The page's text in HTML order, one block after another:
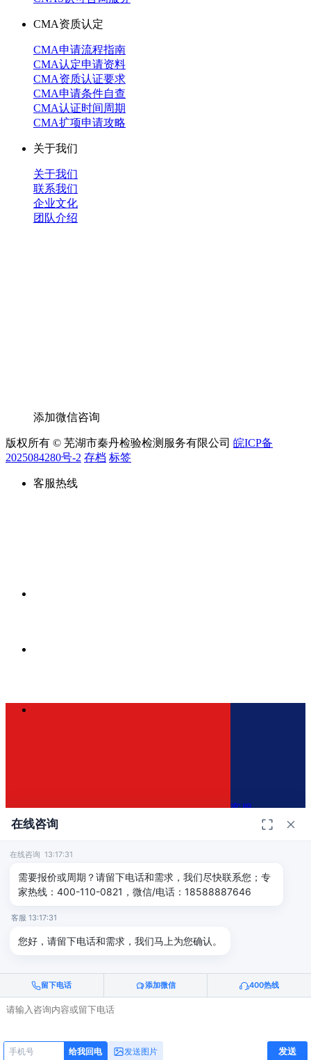
CMA资质认定
CMA申请流程指南
CMA认定申请资料
CMA资质认证要求
CMA申请条件自查
CMA认证时间周期
CMA扩项申请攻略
关于我们
关于我们
联系我们
企业文化
团队介绍
添加微信咨询
版权所有 © 芜湖市秦丹检验检测服务有限公司 皖ICP备
2025084280号-2 存档 标签
客服热线
400-110-0821
客服
免费咨询方案
立即获取免费评估
在线咨询
在线咨询 13:17:31
需要报价或周期？请留下电话和需求，我们尽快联系您；专
家热线：400-110-0821，微信/电话：18588887646
客服 13:17:31
您好，请留下电话和需求，我们马上为您确认。
留下电话 添加微信 400热线
给我回电 发送图片 发送